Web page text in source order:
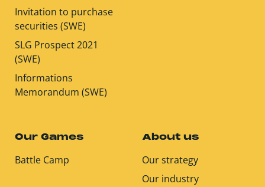
Invitation to purchase
securities (SWE)
SLG Prospect 2021
(SWE)
Informations
Memorandum (SWE)
Our Games
Battle Camp
About us
Our strategy
Our industry